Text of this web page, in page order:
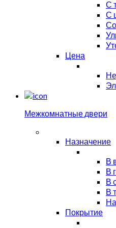
С
С
Цена
Межкомнатные двери
Назначение
В
В
В
В
Покрытие